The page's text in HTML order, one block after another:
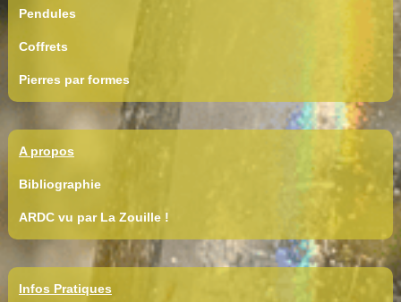
Pendules
Coffrets
Pierres par formes
A propos
Bibliographie
ARDC vu par La Zouille !
Infos Pratiques